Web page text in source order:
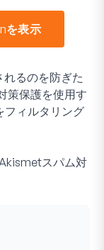
を表示
るのを防ぎた
策保護を使用す
フィルタリング
スパム対